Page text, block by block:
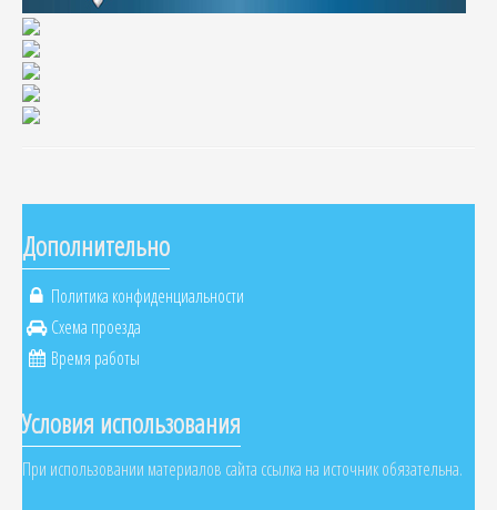
Дополнительно
Политика конфиденциальности
Схема проезда
Время работы
Условия использования
При использовании материалов сайта ссылка на источник обязательна.